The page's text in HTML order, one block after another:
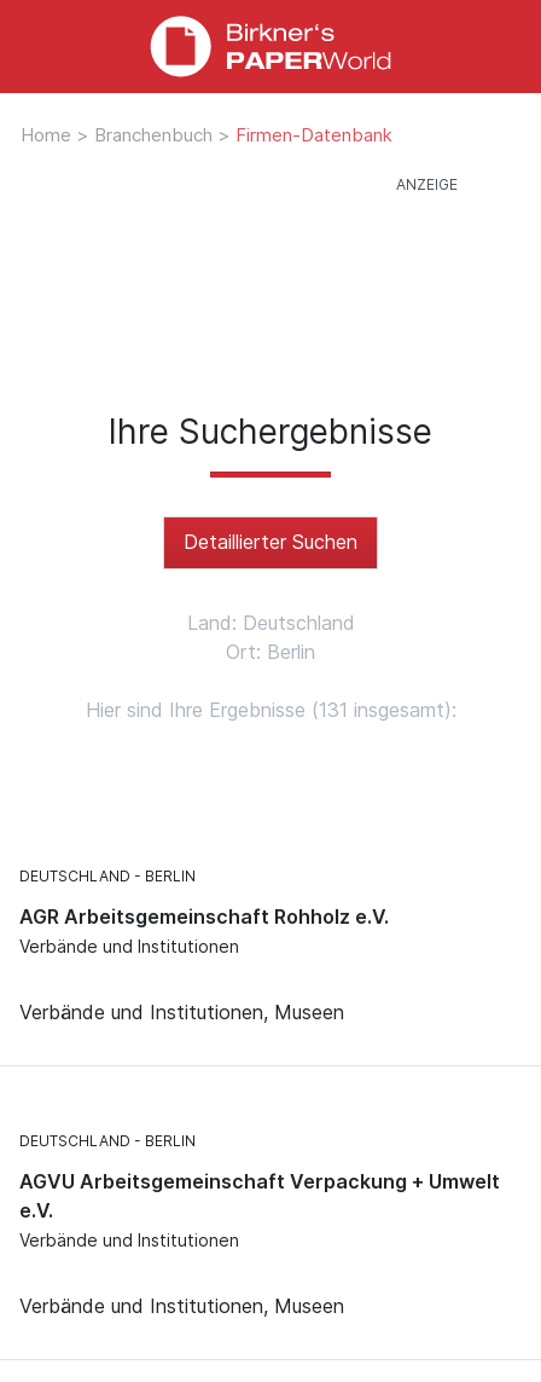
Home > Branchenbuch > Firmen-Datenbank
Ihre Suchergebnisse
Detaillierter Suchen
Land: Deutschland
Ort: Berlin
Hier sind Ihre Ergebnisse (131 insgesamt):
DEUTSCHLAND BERLIN
AGR Arbeitsgemeinschaft Rohholz e.V.
Verbände und Institutionen
Verbände und Institutionen, Museen
DEUTSCHLAND BERLIN
AGVU Arbeitsgemeinschaft Verpackung + Umwelt
e.V.
Verbände und Institutionen
Verbände und Institutionen, Museen